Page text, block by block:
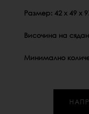
Размер: 42 х 49 х
Височина на
Минимално